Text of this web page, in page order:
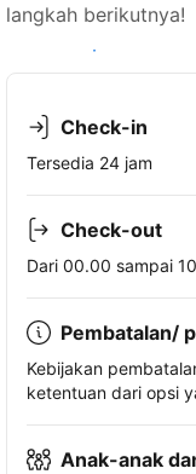
langkah berikutnya!
Lihat ketersediaan
Check-in
Tersedia 24 jam
Check-out
Dari 00.00 sampai
Pembatalan/
Kebijakan
ketentuan dari opsi
Anak-anak